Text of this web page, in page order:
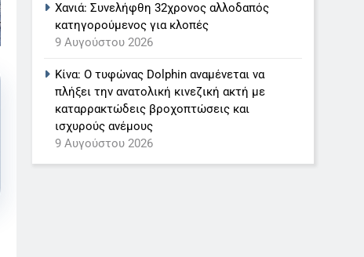
Χανιά: Συνελήφθη 32χρονος αλλοδαπός
κατηγορούμενος για κλοπές
9 Αυγούστου 2026
Κίνα: Ο τυφώνας Dolphin αναμένεται να
πλήξει την ανατολική κινεζική ακτή με
καταρρακτώδεις βροχοπτώσεις και
ισχυρούς ανέμους
9 Αυγούστου 2026